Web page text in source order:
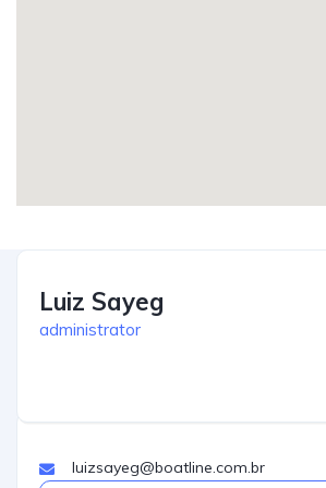
Luiz Sayeg
administrator
luizsayeg@boatline.com.br